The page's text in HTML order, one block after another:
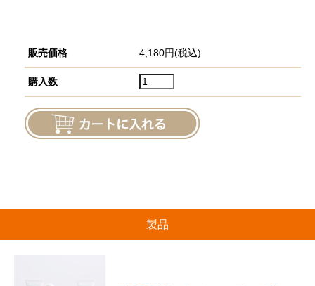
販売価格 4,180円(税込)
購入数
製品